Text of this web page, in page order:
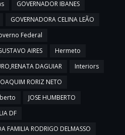
GOVERNADOR IBANES
GOVERNADORA CELINA LEÃO
Federal
AIRES
Hermeto
DAGUIAR
Interiors
RORIZ NETO
JOSE HUMBERTO
DF
FAMILIA RODRIGO DELMASSO